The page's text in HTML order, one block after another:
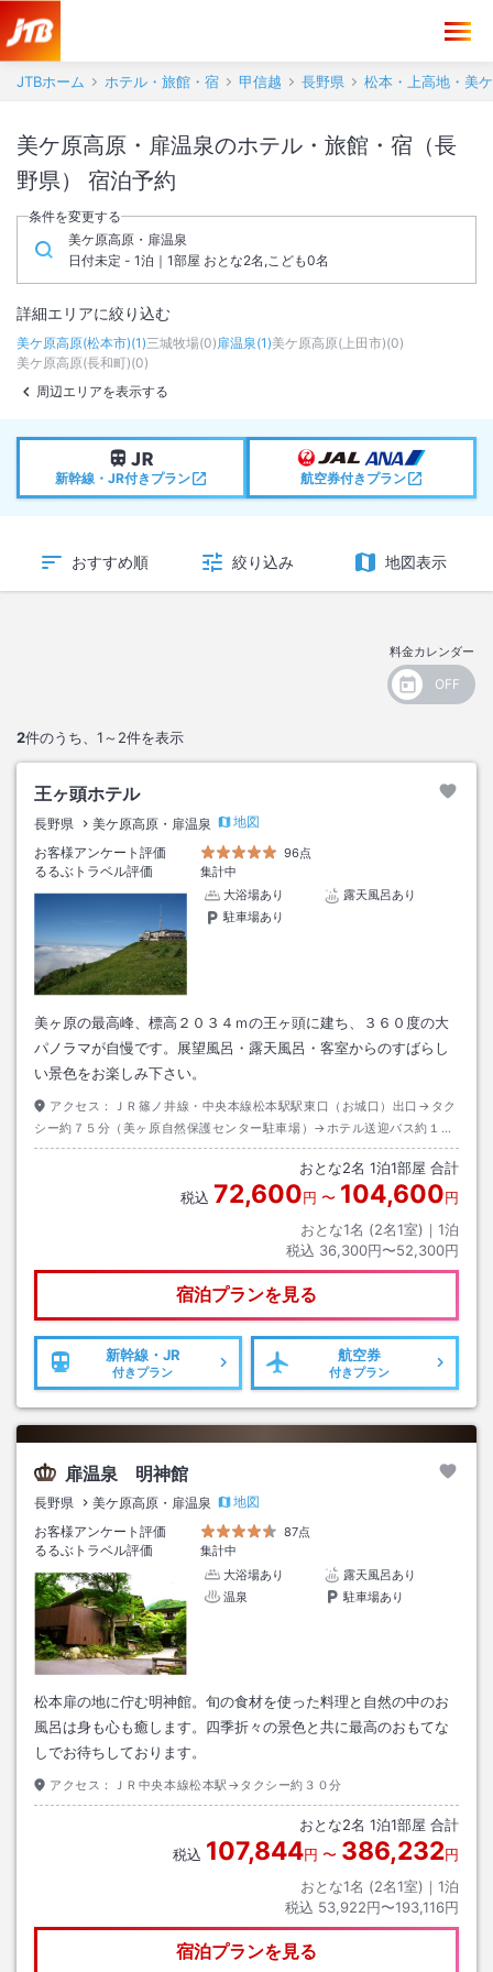
JTBホーム ホテル・旅館・宿 甲信越 長野県 松本・上高地・美
美ケ原高原・扉温泉のホテル・旅館・宿（長
野県） 宿泊予約
条件を変更する
美ケ原高原・扉温泉
日付未定 - 1泊｜1部屋 おとな2名,こども0名
詳細エリアに絞り込む
美ケ原高原(松本市)(1)三城牧場(0)扉温泉(1)美ケ原高原(上田市)(0)
美ケ原高原(長和町)(0)
周辺エリアを表示する
新幹線・JR付きプラン 航空券付きプラン
おすすめ順 絞り込み 地図表示
料金カレンダー
2件のうち、 1～2件を表示
王ヶ頭ホテル
長野県 美ケ原高原・扉温泉
地図
お客様アンケート評価
96点
るるぶトラベル評価
集計中
大浴場あり
露天風呂あり
駐車場あり
美ヶ原の最高峰、標高２０３４ｍの王ヶ頭に建ち、３６０度の大
パノラマが自慢です。展望風呂・露天風呂・客室からのすばらし
い景色をお楽しみ下さい。
アクセス：
ＪＲ篠ノ井線・中央本線松本駅駅東口（お城口）出口→タク
シー約７５分（美ヶ原自然保護センター駐車場）→ホテル送迎バス約１５
分
おとな2名 1泊1部屋 合計
税込 72,600円 〜 104,600円
おとな1名 (2名1室)｜ 1泊
税込 36,300円〜52,300円
宿泊プランを見る
新幹線・JR
付きプラン
航空券
付きプラン
扉温泉 明神館
長野県 美ケ原高原・扉温泉
地図
お客様アンケート評価
87点
るるぶトラベル評価
集計中
大浴場あり
露天風呂あり
温泉
駐車場あり
松本扉の地に佇む明神館。旬の食材を使った料理と自然の中のお
風呂は身も心も癒します。四季折々の景色と共に最高のおもてな
しでお待ちしております。
アクセス： ＪＲ中央本線松本駅→タクシー約３０分
おとな2名 1泊1部屋 合計
税込 107,844円 〜 386,232円
おとな1名 (2名1室)｜ 1泊
税込 53,922円〜193,116円
宿泊プランを見る